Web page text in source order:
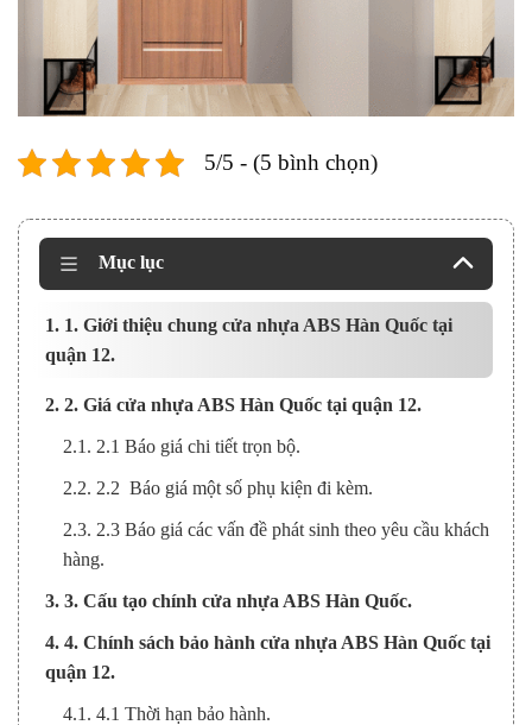
5/5 - (5 bình chọn)
Mục lục
1. 1. Giới thiệu chung cửa nhựa ABS Hàn Quốc tại
quận 12.
2. 2. Giá cửa nhựa ABS Hàn Quốc tại quận 12.
2.1. 2.1 Báo giá chi tiết trọn bộ.
2.2. 2.2 Báo giá một số phụ kiện đi kèm.
2.3. 2.3 Báo giá các vấn đề phát sinh theo yêu cầu khách
hàng.
3. 3. Cấu tạo chính cửa nhựa ABS Hàn Quốc.
4. 4. Chính sách bảo hành cửa nhựa ABS Hàn Quốc tại
quận 12.
4.1. 4.1 Thời hạn bảo hành.